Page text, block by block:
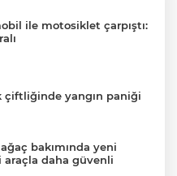
ile motosiklet çarpıştı:
çiftliğinde yangın paniği
bakımında yeni
araçla daha güvenli